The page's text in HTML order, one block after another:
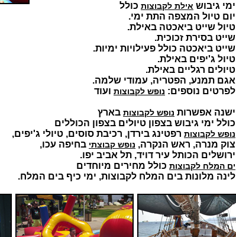
ימי גיבוש אילת לקבוצות כולל
יום טיול המצפה התת ימי.
טיול שייט ביאכטה באילת.
שייט בסירת זכוכית.
שייט ביאכטה כולל פעילויות ימיות.
טיול ג'יפים באילת.
טיולים רגליים באילת.
אגם תמנע, הפטריה, עמודי שלמה.
לפרטים נוספים: נופש לקבוצות ועוד
ישנה אפשרות נופש לקבוצות בארץ
כולל ימי גיבוש בצפון טיולים בצפון הכוללים
נופש לקבוצות רפטינג בירדן, רכיבת סוסים, טיולי ג'יפים,
צוק מנרה, ראש הנקרה, נופש קבוצתי בחיפה עכו,
ירושלים הכותל עיר דויד, תל אביב יפו.
ים המלח לקבוצות כולל מחירים מיוחדים
לינה מלונות בים המלח לקבוצות, ימי כיף בים המלח.